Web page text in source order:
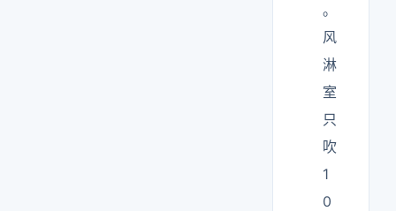
。
风
淋
室
只
吹
1
0